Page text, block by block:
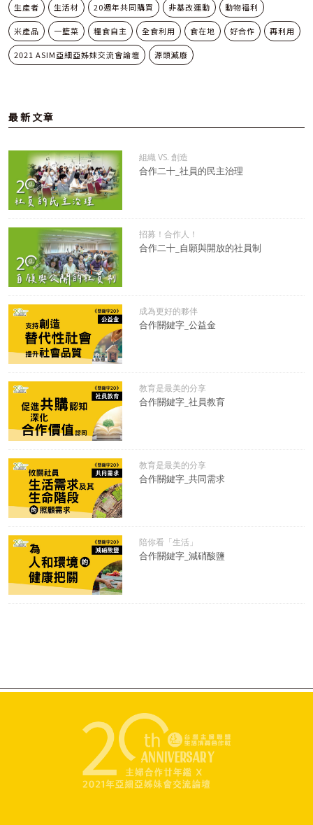
生產者 生活材 20週年共同購買 非基改運動 動物福利
米產品 一籃菜 糧食自主 全食利用 食在地 好合作 再利用
2021 ASIM亞細亞姊妹交流會論壇 源頭減廢
最新文章
組織 VS. 創造
合作二十_社員的民主治理
招募！合作人！
合作二十_自願與開放的社員制
成為更好的夥伴
合作關鍵字_公益金
教育是最美的分享
合作關鍵字_社員教育
教育是最美的分享
合作關鍵字_共同需求
陪你看「生活」
合作關鍵字_減硝酸鹽